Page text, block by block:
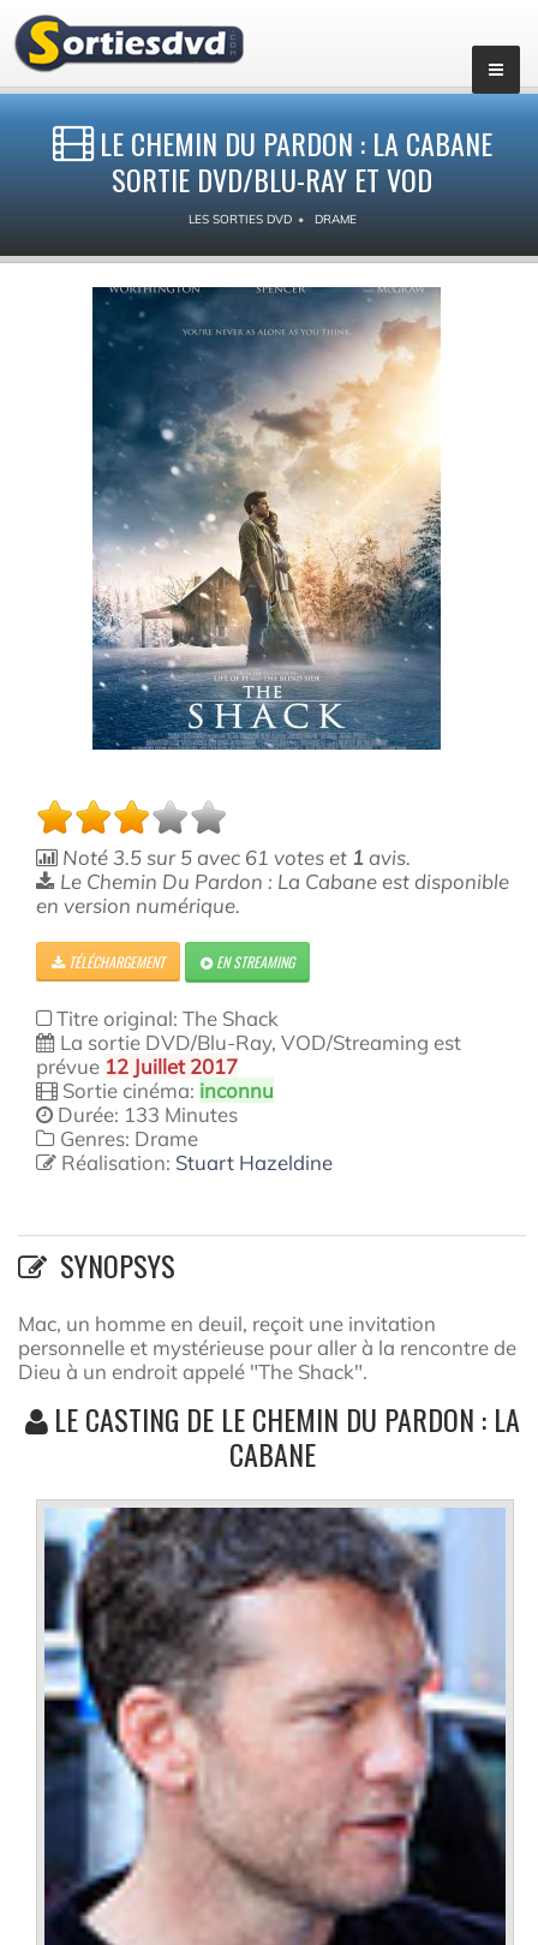
LE CHEMIN DU PARDON : LA CABANE
SORTIE DVD/BLU-RAY ET VOD
LES SORTIES DVD DRAME
Noté 3.5sur5 avec 61 votes et 1 avis.
Le Chemin Du Pardon : La Cabane est disponible
en version numérique.
TÉLÉCHARGEMENT EN STREAMING
Titre original: The Shack
La sortie DVD/Blu-Ray, VOD/Streaming est
prévue 12 Juillet 2017
Sortie cinéma: inconnu
Durée: 133 Minutes
Genres: Drame
Réalisation: Stuart Hazeldine
SYNOPSYS
Mac, un homme en deuil, reçoit une invitation
personnelle et mystérieuse pour aller à la rencontre de
Dieu à un endroit appelé "The Shack".
LE CASTING DE LE CHEMIN DU PARDON : LA
CABANE